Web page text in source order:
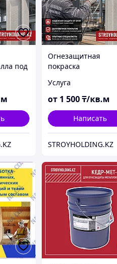
под
Огнезащитная
покраска
под ключ
Услуга
от 1 500₸/кв.м
Написать
STROYHOLDING.KZ